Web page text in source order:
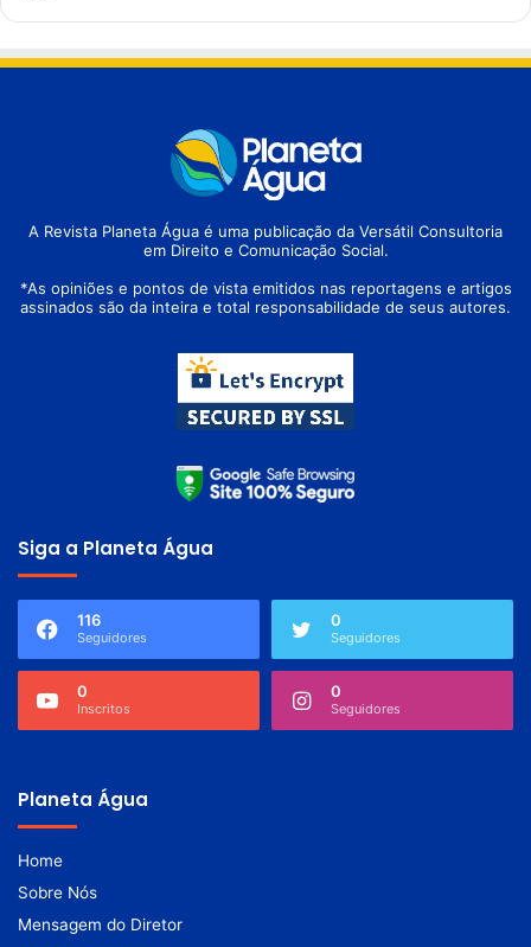
A Revista Planeta Água é uma publicação da Versátil Consultoria
em Direito e Comunicação Social.
*As opiniões e pontos de vista emitidos nas reportagens e artigos
assinados são da inteira e total responsabilidade de seus autores.
Siga a Planeta Água
116
Seguidores
0
Seguidores
0
Inscritos
0
Seguidores
Planeta Água
Home
Sobre Nós
Mensagem do Diretor